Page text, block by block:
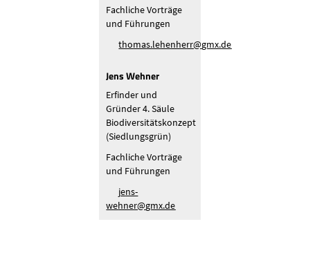
Fachliche Vorträge
und Führungen
th m s l h nh rr gmx d
Jens Wehner
Erfinder und
Gründer 4. Säule
Biodiversitätskonzept
(Siedlungsgrün)
Fachliche Vorträge
und Führungen
j ns-
w hn r gmx d